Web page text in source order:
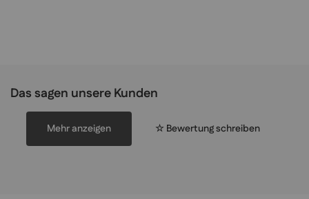
Das sagen unsere Kunden
Mehr anzeigen ☆ Bewertung schreiben